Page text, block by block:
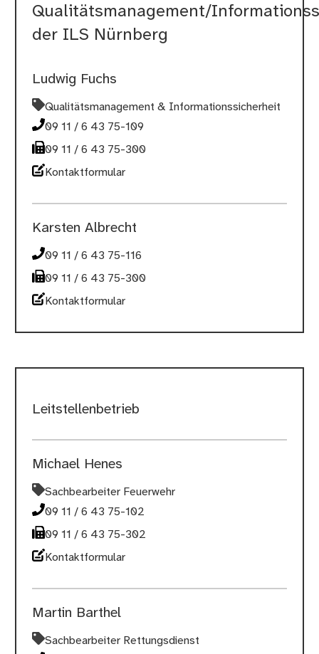
Qualitätsmanagement/
der ILS Nürnberg
Ludwig Fuchs
Qualitätsmanagement & Informationssicherheit
09 11 / 6 43 75-109
09 11 / 6 43 75-300
Kontaktformular
Karsten Albrecht
09 11 / 6 43 75-116
09 11 / 6 43 75-300
Kontaktformular
Leitstellenbetrieb
Michael Henes
Sachbearbeiter Feuerwehr
09 11 / 6 43 75-102
09 11 / 6 43 75-302
Kontaktformular
Martin Barthel
Sachbearbeiter Rettungsdienst